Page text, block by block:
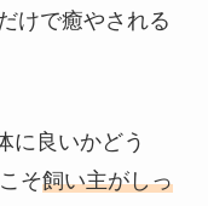
けで癒やされる
に良いかどう
そ飼い主がしっ